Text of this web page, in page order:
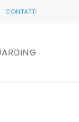
CONTATTI